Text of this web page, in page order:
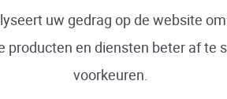
uw gedrag op de website
producten en diensten beter af te
voorkeuren.